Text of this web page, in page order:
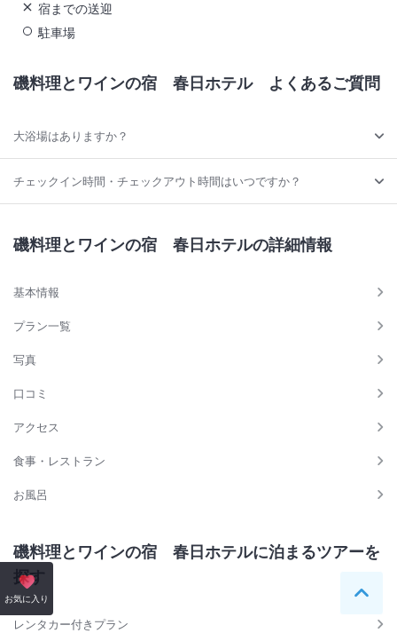
宿までの送迎
駐車場
お気に入り ペー
磯料理とワインの宿 春日ホテルよくあるご質問
大浴場はありますか？
チェックイン時間・チェックアウト時間はいつですか？
磯料理とワインの宿 春日ホテルの詳細情報
基本情報
プラン一覧
写真
口コミ
アクセス
食事・レストラン
お風呂
磯料理とワインの宿 春日ホテルに泊まるツアーを
探す
レンタカー付きプラン